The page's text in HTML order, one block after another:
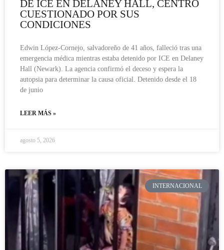
DE ICE EN DELANEY HALL, CENTRO
CUESTIONADO POR SUS
CONDICIONES
Edwin López-Cornejo, salvadoreño de 41 años, falleció tras una
emergencia médica mientras estaba detenido por ICE en Delaney
Hall (Newark). La agencia confirmó el deceso y espera la
autopsia para determinar la causa oficial. Detenido desde el 18
de junio
LEER MÁS »
agosto 5, 2026
INTERNACIONAL